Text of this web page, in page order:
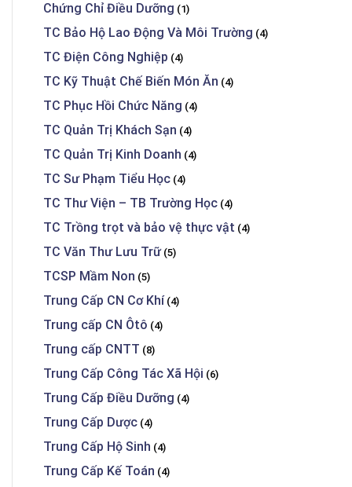
Chứng Chỉ Điều Dưỡng (1)
TC Bảo Hộ Lao Động Và Môi Trường (4)
TC Điện Công Nghiệp (4)
TC Kỹ Thuật Chế Biến Món Ăn (4)
TC Phục Hồi Chức Năng (4)
TC Quản Trị Khách Sạn (4)
TC Quản Trị Kinh Doanh (4)
TC Sư Phạm Tiểu Học (4)
TC Thư Viện – TB Trường Học (4)
TC Trồng trọt và bảo vệ thực vật (4)
TC Văn Thư Lưu Trữ(5)
TCSP Mầm Non (5)
Trung Cấp CN Cơ Khí (4)
Trung cấp CN Ôtô (4)
Trung cấp CNTT (8)
Trung Cấp Công Tác Xã Hội (6)
Trung Cấp Điều Dưỡng (4)
Trung Cấp Dược (4)
Trung Cấp Hộ Sinh (4)
Trung Cấp Kế Toán (4)